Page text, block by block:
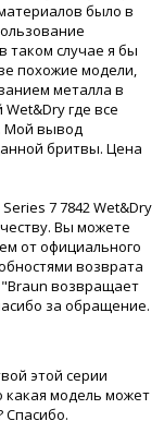
было в
таком случае я бы
похожие модели,
металла в
где все
Мой вывод
бритвы. Цена
7 7842 Wet&Dry
Вы можете
от официального
возврата
возвращает
за обращение.
этой серии
какая модель может
Спасибо.